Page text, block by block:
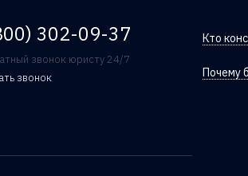
302-09-37
звонок юристу 24/7
звонок
вам
Кто
Почему